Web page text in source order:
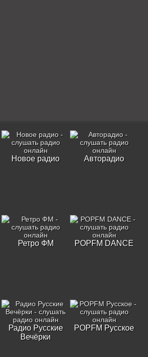
Новое радио Авторадио
Ретро ФМ POPFM DANCE
Радио Русские
Вечёрки
POPFM Русское